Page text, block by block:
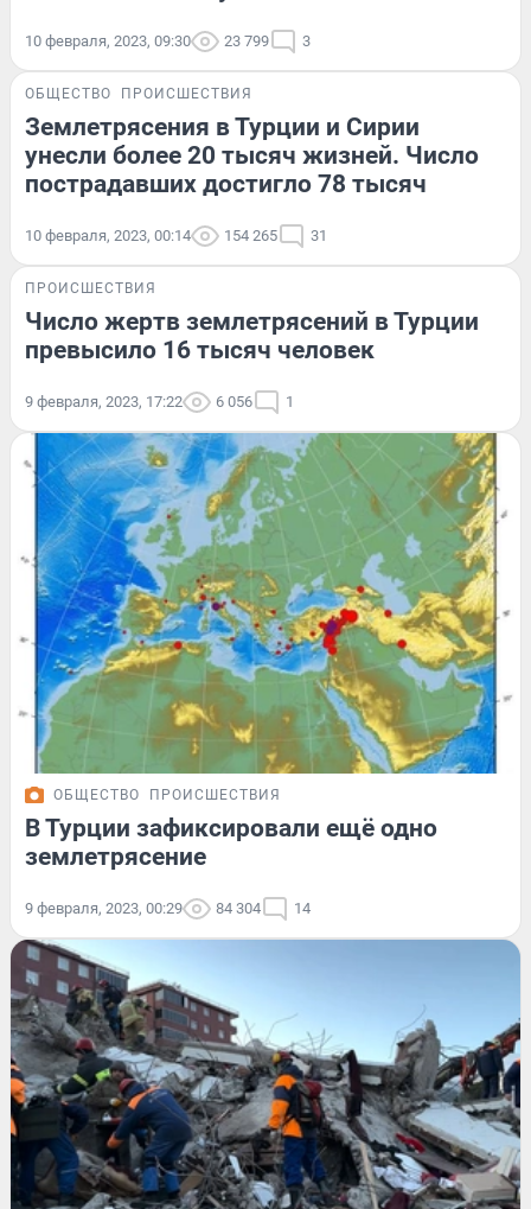
10 февраля, 2023, 09:30 23 799 3
ОБЩЕСТВО ПРОИСШЕСТВИЯ
Землетрясения в Турции и Сирии
унесли более 20 тысяч жизней. Число
пострадавших достигло 78 тысяч
10 февраля, 2023, 00:14 154 265 31
ПРОИСШЕСТВИЯ
Число жертв землетрясений в Турции
превысило 16 тысяч человек
9 февраля, 2023, 17:22 6 056 1
ОБЩЕСТВО ПРОИСШЕСТВИЯ
В Турции зафиксировали ещё одно
землетрясение
9 февраля, 2023, 00:29 84 304 14